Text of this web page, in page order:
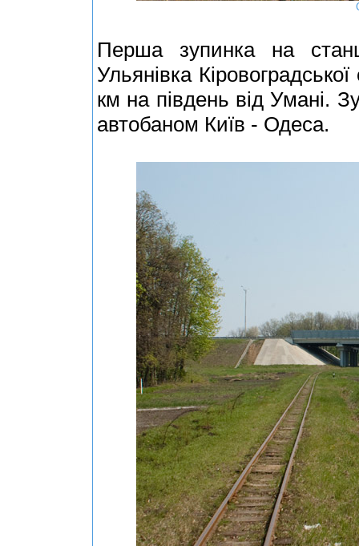
Перша зупинка на
Ульянівка
км на південь від Умані.
автобаном Київ - Одеса.